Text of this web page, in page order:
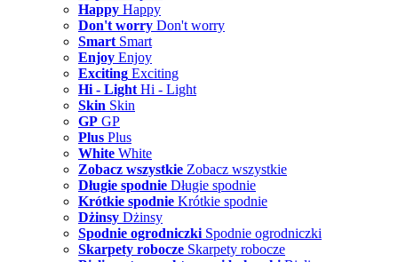
Happy Happy
Don't worry Don't worry
Smart Smart
Enjoy Enjoy
Exciting Exciting
Hi - Light Hi - Light
Skin Skin
GP GP
Plus Plus
White White
Zobacz wszystkie Zobacz wszystkie
Długie spodnie Długie spodnie
Krótkie spodnie Krótkie spodnie
Dżinsy Dżinsy
Spodnie ogrodniczki Spodnie ogrodniczki
Skarpety robocze Skarpety robocze